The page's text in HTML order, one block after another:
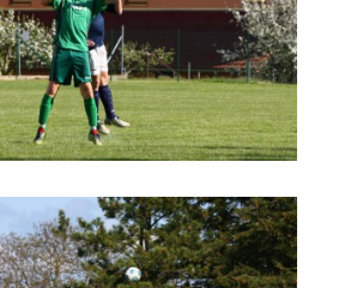
RSS|WebSlice |Tisk Aktualizováno: 1. 8. 2026
Nahoru ↑